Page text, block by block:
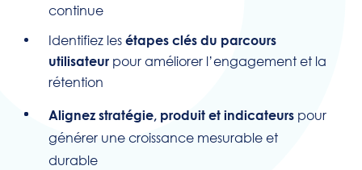
continue
Identifiez les étapes clés du parcours
utilisateur pour améliorer l’engagement et la
rétention
Alignez stratégie, produit et indicateurs pour
générer une croissance mesurable et
durable